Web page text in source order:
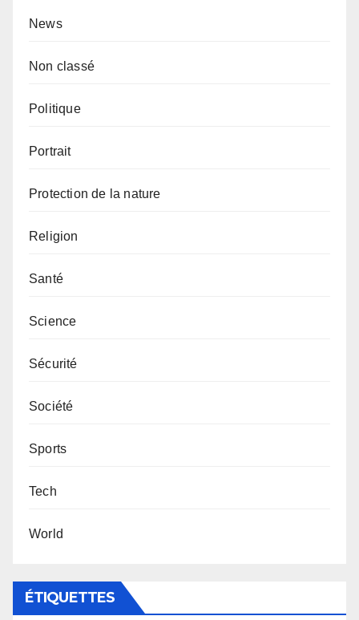
News
Non classé
Politique
Portrait
Protection de la nature
Religion
Santé
Science
Sécurité
Société
Sports
Tech
World
ÉTIQUETTES